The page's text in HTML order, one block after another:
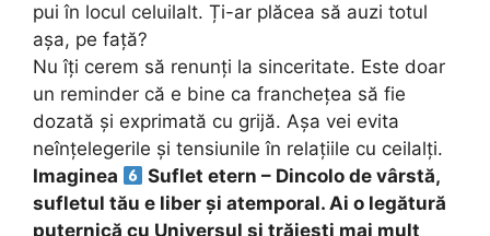
pui în locul celuilalt. Ți-ar plăcea să auzi totul
așa, pe față?
Nu îți cerem să renunți la sinceritate. Este doar
un reminder că e bine ca franchețea să fie
dozată și exprimată cu grijă. Așa vei evita
neînțelegerile și tensiunile în relațiile cu ceilalți.
Imaginea
Suflet etern – Dincolo de vârstă,
sufletul tău e liber și atemporal. Ai o legătură
puternică cu Universul și trăiești mai mult